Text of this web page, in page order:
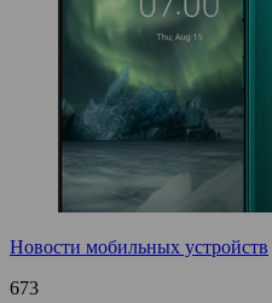
Новости мобильных устройств
673